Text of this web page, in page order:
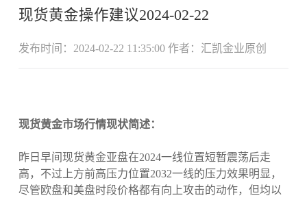
现货黄金操作建议2024-02-22
发布时间：2024-02-22 11:35:00 作者：汇凯金业原创
现货黄金市场行情现状简述：
昨日早间现货黄金亚盘在2024一线位置短暂震荡后走
高，不过上方前高压力位置2032一线的压力效果明显，
尽管欧盘和美盘时段价格都有向上攻击的动作，但均以